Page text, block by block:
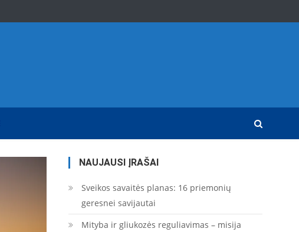
NAUJAUSI ĮRAŠAI
Sveikos savaitės planas: 16 priemonių
geresnei savijautai
Mityba ir gliukozės reguliavimas – misija